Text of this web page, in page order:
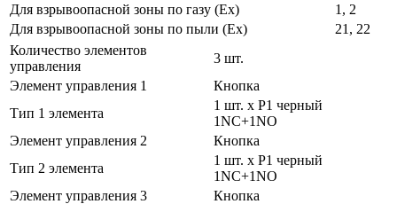
Для взрывоопасной зоны по газу (Ex)
1, 2
Для взрывоопасной зоны по пыли (Ex)
21, 22
Количество элементов
управления
3 шт.
Элемент управления 1
Кнопка
Тип 1 элемента
1 шт. x P1 черный
1NC+1NO
Элемент управления 2
Кнопка
Тип 2 элемента
1 шт. x P1 черный
1NC+1NO
Элемент управления 3
Кнопка